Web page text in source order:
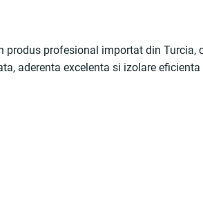
produs profesional importat din Turcia,
aderenta excelenta si izolare